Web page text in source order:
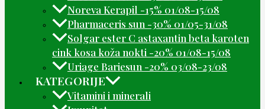
Noreva Kerapil -15% 01/08-15/08
Pharmaceris sun -30% 01/05-31/08
Solgar ester C astaxantin beta karoten
cink kosa koža nokti -20% 01/08-15/08
Uriage Bariesun -20% 03/08-23/08
KATEGORIJE
Vitamini i minerali